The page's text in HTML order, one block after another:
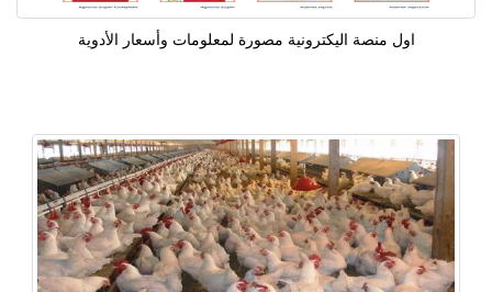
اول منصة اليكترونية مصورة لمعلومات وأسعار الأدوية